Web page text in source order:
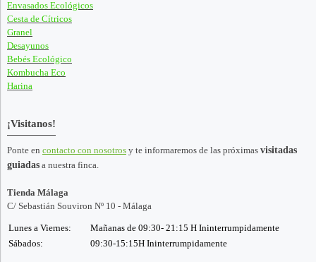
Envasados Ecológicos
Cesta de Cítricos
Granel
Desayunos
Bebés Ecológico
Kombucha Eco
Harina
¡Visitanos!
Ponte en contacto con nosotros y te informaremos de las próximas visitadas
guiadas a nuestra finca.
Tienda Málaga
C/ Sebastián Souviron Nº 10 - Málaga
Lunes a Viernes:
Mañanas de 09:30- 21:15 H Ininterrumpidamente
Sábados:
09:30-15:15H Ininterrumpidamente